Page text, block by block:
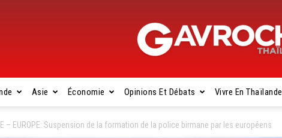
Gavroche
Asie Économie Opinions Et Débats Vivre En Thaïlande
– EUROPE: Suspension de la formation de la police birmane par les européens